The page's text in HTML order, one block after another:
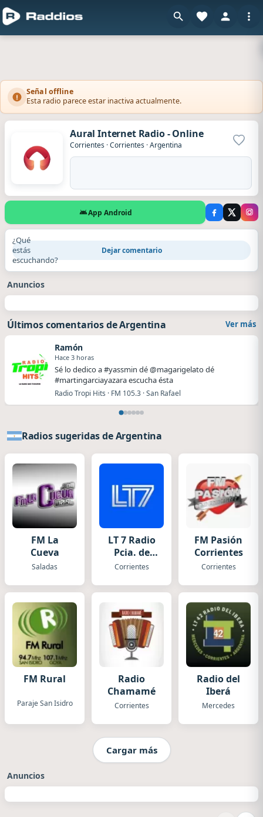
Señal offline
Esta radio parece estar inactiva actualmente.
Aural Internet Radio - Online
Corrientes ·Corrientes ·Argentina
App Android
¿Qué
estás
escuchando?
Dejar comentario
Anuncios
Últimos comentarios de Argentina Ver más
Ramón
Hace 3 horas
Sé lo dedico a #yassmin dé @magarigelato dé
#martingarciayazara escucha ésta
Radio Tropi Hits · FM 105.3 · San Rafael
Radios sugeridas de Argentina
FM La
Cueva
Saladas
LT 7 Radio
Pcia. de
Corrientes
Corrientes
FM Pasión
Corrientes
Corrientes
FM Rural
Paraje San Isidro
Radio
Chamamé
Corrientes
Radio del
Iberá
Mercedes
Cargar más
Anuncios